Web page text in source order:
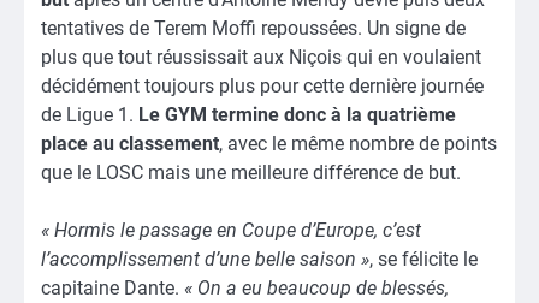
tentatives de Terem Moffi repoussées. Un signe de
plus que tout réussissait aux Niçois qui en voulaient
décidément toujours plus pour cette dernière journée
de Ligue 1. Le GYM termine donc à la quatrième
place au classement, avec le même nombre de points
que le LOSC mais une meilleure différence de but.
« Hormis le passage en Coupe d’Europe, c’est
l’accomplissement d’une belle saison », se félicite le
capitaine Dante. « On a eu beaucoup de blessés,